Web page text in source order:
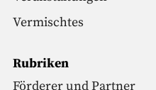
Vermischtes
Rubriken
Förderer und Partner